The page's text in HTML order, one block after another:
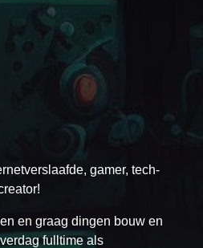
gamer, tech-
en graag dingen bouw en
fulltime als